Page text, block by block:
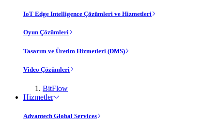
IoT Edge Intelligence Çözümleri ve Hizmetleri
Oyun Çözümleri
Tasarım ve Üretim Hizmetleri (DMS)
Video Çözümleri
BitFlow
Hizmetler
Advantech Global Services